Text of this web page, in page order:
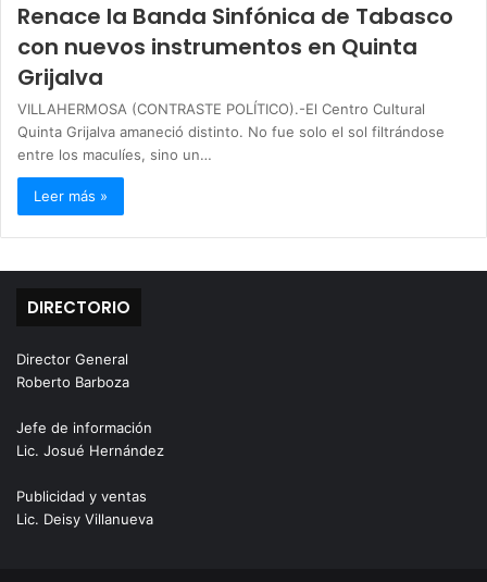
Renace la Banda Sinfónica de Tabasco
con nuevos instrumentos en Quinta
Grijalva
VILLAHERMOSA (CONTRASTE POLÍTICO).-El Centro Cultural
Quinta Grijalva amaneció distinto. No fue solo el sol filtrándose
entre los maculíes, sino un…
Leer más »
DIRECTORIO
Director General
Roberto Barboza
Jefe de información
Lic. Josué Hernández
Publicidad y ventas
Lic. Deisy Villanueva